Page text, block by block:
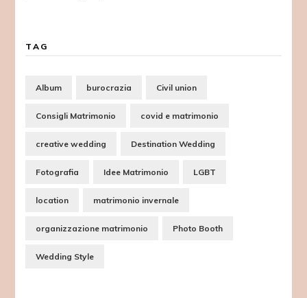
TAG
Album burocrazia Civil union
Consigli Matrimonio covid e matrimonio
creative wedding Destination Wedding
Fotografia Idee Matrimonio LGBT
location matrimonio invernale
organizzazione matrimonio Photo Booth
Wedding Style